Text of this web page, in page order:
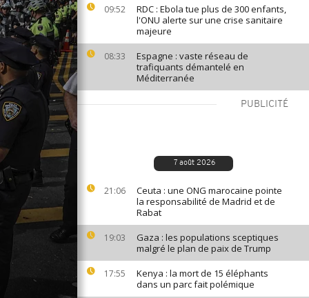
09:52
RDC : Ebola tue plus de 300 enfants,
l'ONU alerte sur une crise sanitaire
majeure
08:33
Espagne : vaste réseau de
trafiquants démantelé en
Méditerranée
PUBLICITÉ
7 août 2026
21:06
Ceuta : une ONG marocaine pointe
la responsabilité de Madrid et de
Rabat
19:03
Gaza : les populations sceptiques
malgré le plan de paix de Trump
17:55
Kenya : la mort de 15 éléphants
dans un parc fait polémique